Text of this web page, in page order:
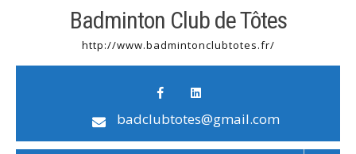
Badminton Club de Tôtes
http://www.badmintonclubtotes.fr/
badclubtotes@gmail.com